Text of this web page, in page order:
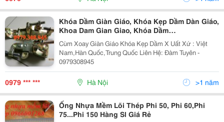
Khóa Dầm Giàn Giáo, Khóa Kẹp Dầm Dàn Giáo,
Khoa Dam Gian Giao, Khóa Dầm
D42.2X48.6Mm, Khoa Dam Tai Ha Noi
Cùm Xoay Giàn Giáo Khóa Kẹp Dầm X Uất Xứ : Việt
Nam,Hàn Quốc,Trung Quốc Liên Hệ: Đàm Tuyên -
0979308945
0979 *** *** Hà Nội >1 năm
Ống Nhựa Mềm Lõi Thép Phi 50, Phi 60,Phi
75...Phi 150 Hàng Sl Giá Rẻ